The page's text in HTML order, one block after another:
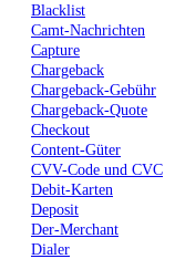
Blacklist
Camt-Nachrichten
Capture
Chargeback
Chargeback-Gebühr
Chargeback-Quote
Checkout
Content-Güter
CVV-Code und CVC
Debit-Karten
Deposit
Der-Merchant
Dialer